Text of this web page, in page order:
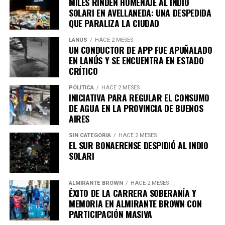
La medida también aplicará a los consorcios
Asimismo, la iniciativa prevé que los comercios y
servicios con alto consumo de agua adopten
para reutilizar el agua utilizada en sus procesos de
lavado.
En lo que respecta a edificios residenciales, se plantea
salud, a solicitud del paciente.
En segundo lugar, la muerte asistida voluntaria, donde la
persona se autoadministra el medicamento recetado
por un médico.
El proyecto establece que ambos métodos deberán
contar con cobertura obligatoria en hospitales públicos,
así como en obras sociales y empresas de medicina
prepaga.
Requisitos para acceder a estos
procedimientos
De acuerdo con la propuesta, podrán solicitar el
procedimiento aquellas personas que presenten:
SOLARI EN AVELLANEDA: UNA DESPEDIDA
QUE PARALIZA LA CIUDAD
LANUS HACE 2 MESES
UN CONDUCTOR DE APP FUE APUÑALADO
EN LANÚS Y SE ENCUENTRA EN ESTADO
CRÍTICO
POLÍTICA HACE 2 MESES
INICIATIVA PARA REGULAR EL CONSUMO
DE AGUA EN LA PROVINCIA DE BUENOS
AIRES
SIN CATEGORIA HACE 2 MESES
EL SUR BONAERENSE DESPIDIÓ AL INDIO
SOLARI
ALMIRANTE BROWN HACE 2 MESES
ÉXITO DE LA CARRERA SOBERANÍA Y
MEMORIA EN ALMIRANTE BROWN CON
PARTICIPACIÓN MASIVA